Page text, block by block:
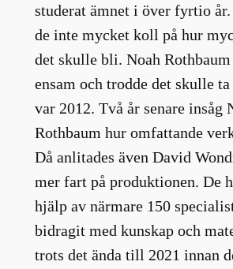
studerat ämnet i över fyrtio år.
de inte mycket koll på hur
det skulle bli. Noah
ensam och trodde det skulle
var 2012. Två år senare insåg
Rothbaum hur omfattande
Då anlitades även David
mer fart på produktionen. De
hjälp av närmare 150
bidragit med kunskap och
trots det ända till 2021 innan